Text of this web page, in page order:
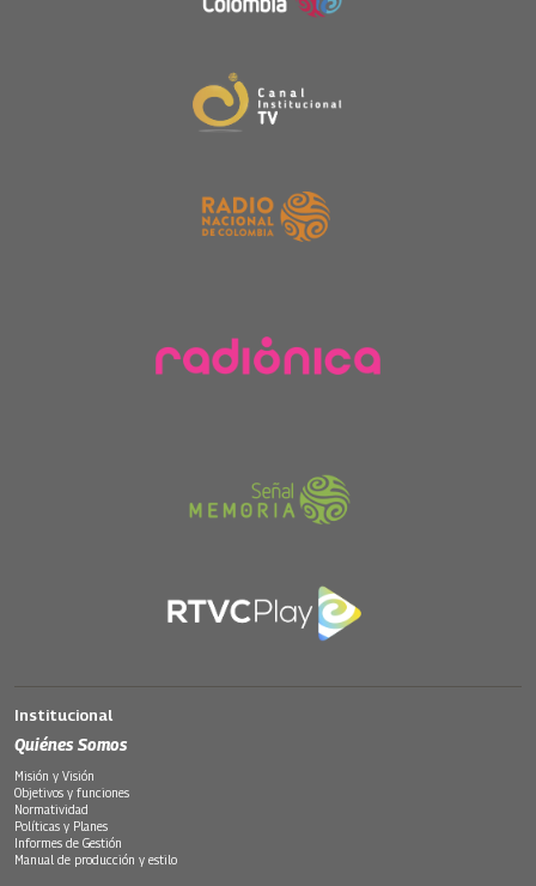
Institucional
Quiénes Somos
Misión y Visión
Objetivos y funciones
Normatividad
Políticas y Planes
Informes de Gestión
Manual de producción y estilo